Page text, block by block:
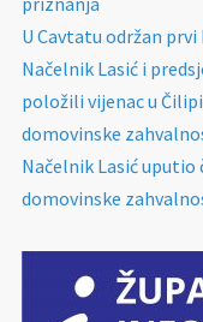
U Cavtatu održan
Načelnik Lasić i
položili vijenac u
domovinske
Načelnik Lasić
domovinske